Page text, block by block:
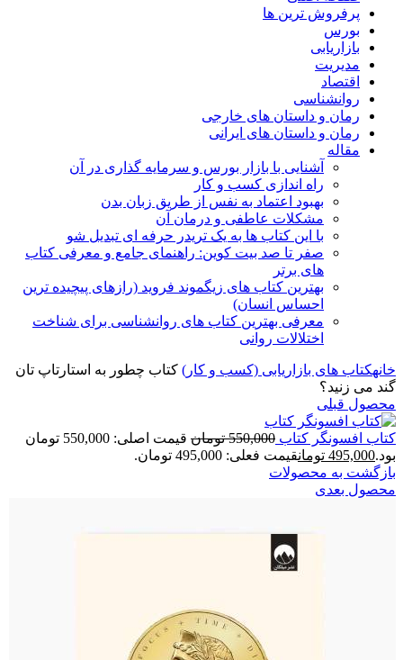
پرفروش ترین ها
بورس
بازاریابی
مدیریت
اقتصاد
روانشناسی
رمان و داستان های خارجی
رمان و داستان های ایرانی
مقاله
آشنایی با بازار بورس و سرمایه گذاری در آن
راه اندازی کسب و کار
بهبود اعتماد به نفس از طریق زبان بدن
مشکلات عاطفی و درمان آن
با این کتاب ها به یک تریدر حرفه ای تبدیل شو
صفر تا صد بیت کوین: راهنمای جامع و معرفی کتاب
های برتر
بهترین کتاب های زیگموند فروید (رازهای پیچیده ترین
احساس انسان)
معرفی بهترین کتاب های روانشناسی برای شناخت
اختلالات روانی
خانهکتاب های بازاریابی (کسب و کار) کتاب چطور به استارتاپ تان
گند می زنید؟
محصول قبلی
کتاب افسونگر کتاب 550,000 تومان
قیمت اصلی: 550,000 تومان
بود.495,000 تومانقیمت فعلی: 495,000 تومان.
بازگشت به محصولات
محصول بعدی